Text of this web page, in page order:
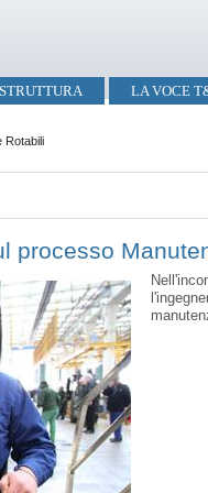
STRUTTURA LA VOCE
Rotabili
processo